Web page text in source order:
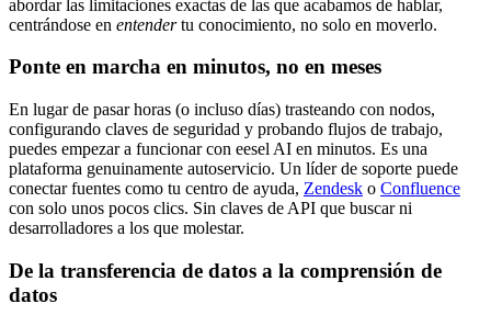
abordar las limitaciones exactas de las que acabamos de hablar,
centrándose en entendertu conocimiento, no solo en moverlo.
Ponte en marcha en minutos, no en meses
En lugar de pasar horas (o incluso días) trasteando con nodos,
configurando claves de seguridad y probando flujos de trabajo,
puedes empezar a funcionar con eesel AI en minutos. Es una
plataforma genuinamente autoservicio. Un líder de soporte puede
conectar fuentes como tu centro de ayuda, Zendesk o Confluence
con solo unos pocos clics. Sin claves de API que buscar ni
desarrolladores a los que molestar.
De la transferencia de datos a la comprensión de
datos